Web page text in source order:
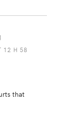
12 H 58
that